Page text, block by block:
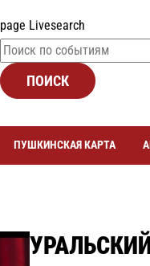
page Livesearch
ПОИСК
ПУШКИНСКАЯ КАРТА